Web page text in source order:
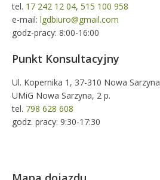
tel. 17 242 12 04, 515 100 958
e-mail: lgdbiuro@gmail.com
godz-pracy: 8:00-16:00
Punkt Konsultacyjny
Ul. Kopernika 1, 37-310 Nowa Sarzyna
UMiG Nowa Sarzyna, 2 p.
tel. 798 628 608
godz. pracy: 9:30-17:30